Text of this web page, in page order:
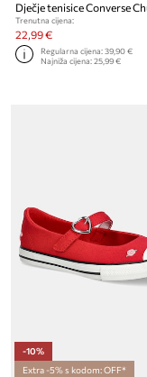
Trenutna cijena:
22,99 €
Regularna cijena:39,90 €
Najniža cijena:25,99 €
-10%
Extra -5% s kodom: OFF*